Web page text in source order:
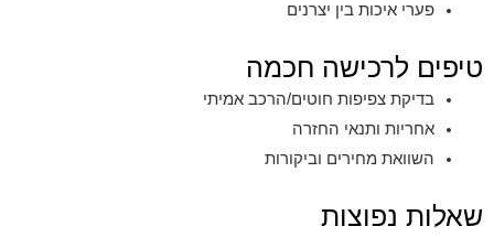
פערי איכות בין יצרנים
טיפים לרכישה חכמה
בדיקת צפיפות חוטים/הרכב אמיתי
אחריות ותנאי החזרה
השוואת מחירים וביקורות
שאלות נפוצות